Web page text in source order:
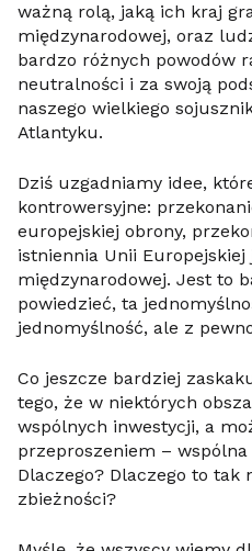
ważną rolą, jaką ich kraj
międzynarodowej, oraz
bardzo różnych powodów
neutralności i za swoją
naszego wielkiego
Atlantyku.
Dziś uzgadniamy idee,
kontrowersyjne:
europejskiej obrony,
istniennia Unii Europejskiej
międzynarodowej. Jest to
powiedzieć, ta
jednomyślność, ale z
Co jeszcze bardziej
tego, że w niektórych
wspólnych inwestycji, a
przeproszeniem –
Dlaczego? Dlaczego to tak
zbieżności?